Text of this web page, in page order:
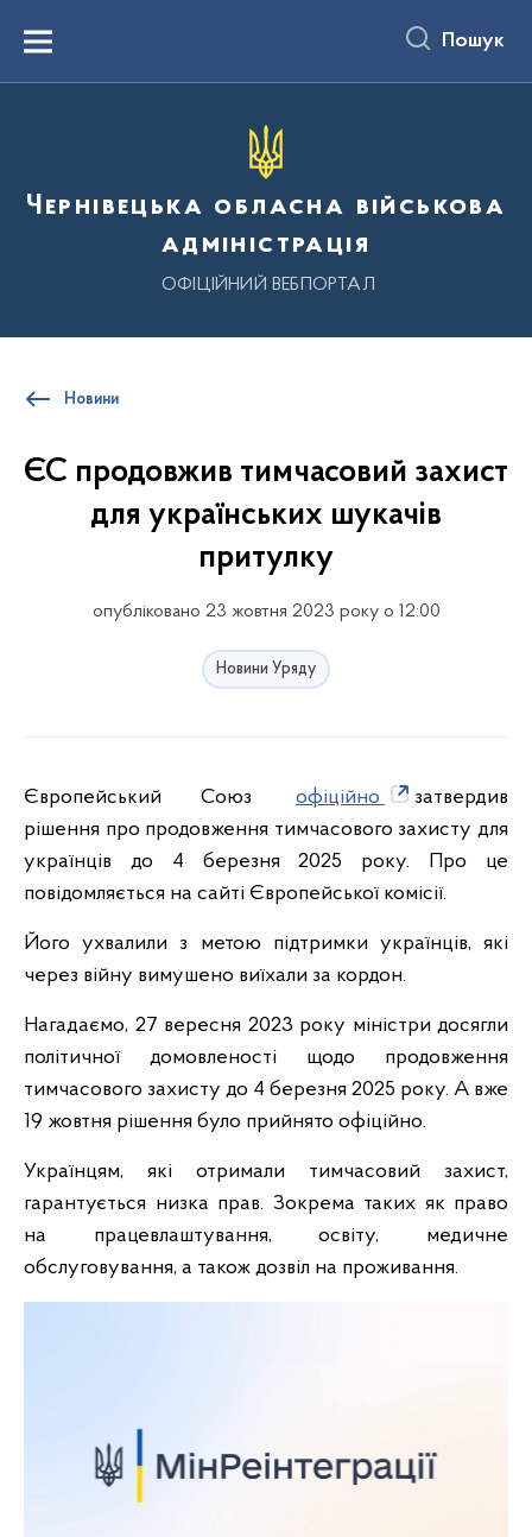
вмістуMenu Пошук
Чернівецька обласна військова
адміністрація
ОФІЦІЙНИЙ ВЕБПОРТАЛ
Новини
ЄС продовжив тимчасовий захист
для українських шукачів
притулку
опубліковано 23 жовтня 2023 року о 12:00
Новини Уряду
Європейський Союз офіційно
затвердив
рішення про продовження тимчасового захисту для
українців до 4 березня 2025 року. Про це
повідомляється на сайті Європейської комісії.
Його ухвалили з метою підтримки українців, які
через війну вимушено виїхали за кордон.
Нагадаємо, 27 вересня 2023 року міністри досягли
політичної домовленості щодо продовження
тимчасового захисту до 4 березня 2025 року. А вже
19 жовтня рішення було прийнято офіційно.
Українцям, які отримали тимчасовий захист,
гарантується низка прав. Зокрема таких як право
на працевлаштування, освіту, медичне
обслуговування, а також дозвіл на проживання.